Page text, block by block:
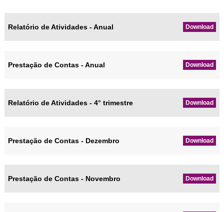
Download
Relatório de Atividades - Anual
Download
Prestação de Contas - Anual
Download
Relatório de Atividades - 4° trimestre
Download
Prestação de Contas - Dezembro
Download
Prestação de Contas - Novembro